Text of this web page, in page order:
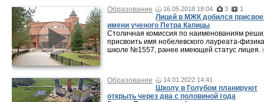
Образование
16.05.2018 18:04 3 1
Лицей в МЖК добился
имени ученого Петра Капицы
Столичная комиссия по наименованиям
присвоить имя нобелевского лауреата-физика
школе №1557, ранее имеющей статус лицея.
Образование 14.01.2022 14:41
Школу в Голубом планируют
открыть через два с половиной года